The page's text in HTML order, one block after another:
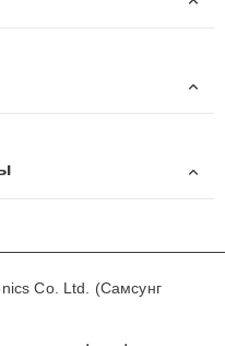
Co. Ltd. (Самсунг